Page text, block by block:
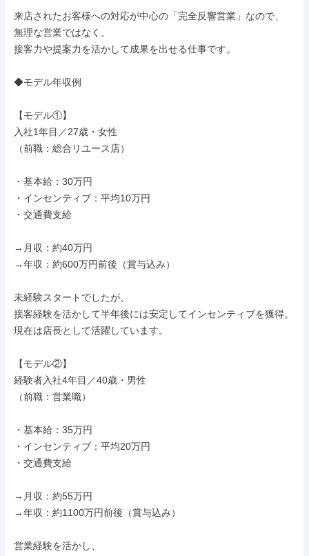
来店されたお客様への対応が中心の「完全反響営業」なので、
無理な営業ではなく、
接客力や提案力を活かして成果を出せる仕事です。
◆モデル年収例
【モデル①】
入社1年目／27歳・女性
（前職：総合リユース店）
・基本給：30万円
・インセンティブ：平均10万円
・交通費支給
→月収：約40万円
→年収：約600万円前後（賞与込み）
未経験スタートでしたが、
接客経験を活かして半年後には安定してインセンティブを獲得。
現在は店長として活躍しています。
【モデル②】
経験者入社4年目／40歳・男性
（前職：営業職）
・基本給：35万円
・インセンティブ：平均20万円
・交通費支給
→月収：約55万円
→年収：約1100万円前後（賞与込み）
営業経験を活かし、